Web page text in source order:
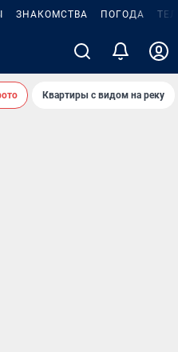
ЗНАКОМСТВА ПОГОДА
Квартиры с видом на реку